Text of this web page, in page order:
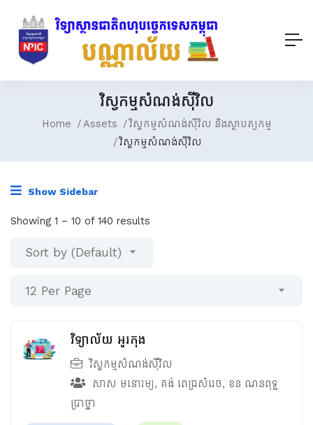
វិស្វកម្មសំណង់ស៊ីវិល
Home Assets
វិស្វកម្មសំណង់ស៊ីវិល និងស្ថាបត្យកម្ម
វិស្វកម្មសំណង់ស៊ីវិល
Show Sidebar
Showing 1 – 10 of 140 results
Sort by (Default)
12 Per Page
វិទ្យាល័យ អូរកុង
វិស្វកម្មសំណង់ស៊ីវិល
សាស មនោរម្យ, គង់ ពេជ្រសំរេច, ខន ណនពុទ្ធ
ប្រាថ្នា